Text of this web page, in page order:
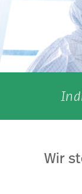
Wir